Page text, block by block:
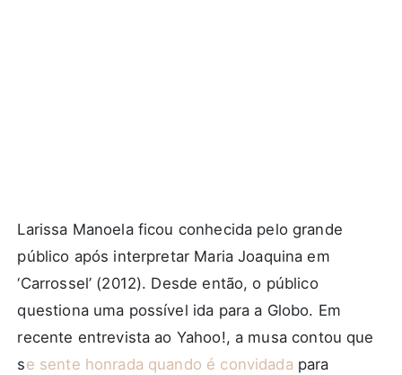
Larissa Manoela ficou conhecida pelo grande
público após interpretar Maria Joaquina em
‘Carrossel’ (2012). Desde então, o público
questiona uma possível ida para a Globo. Em
recente entrevista ao Yahoo!, a musa contou que
se sente honrada quando é convidada para